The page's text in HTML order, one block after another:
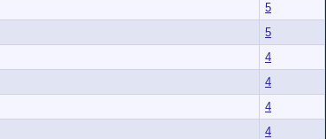
5
5
4
4
4
4